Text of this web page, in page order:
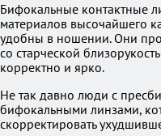
Бифокальные контактные
материалов высочайшего
удобны в ношении. Они
со старческой
корректно и ярко.
Не так давно люди с
бифокальными линзами,
скорректировать